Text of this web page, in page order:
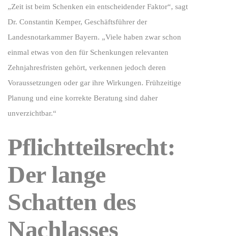
„Zeit ist beim Schenken ein entscheidender Faktor“, sagt
Dr. Constantin Kemper, Geschäftsführer der
Landesnotarkammer Bayern. „Viele haben zwar schon
einmal etwas von den für Schenkungen relevanten
Zehnjahresfristen gehört, verkennen jedoch deren
Voraussetzungen oder gar ihre Wirkungen. Frühzeitige
Planung und eine korrekte Beratung sind daher
unverzichtbar.“
Pflichtteilsrecht:
Der lange
Schatten des
Nachlasses